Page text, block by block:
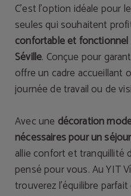
C’est l’option idéale pour
seules qui souhaitent
confortable et fonctionnel
Séville. Conçue pour
offre un cadre accueillant
journée de travail ou de
Avec une décoration
nécessaires pour un
allie confort et tranquillité
pensé pour vous. Au YIT
trouverez l’équilibre